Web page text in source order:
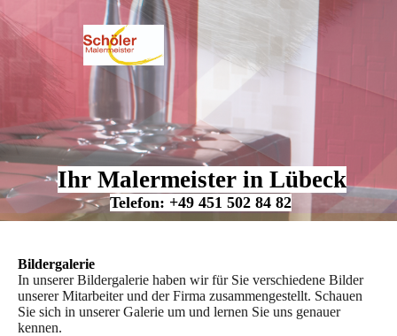
Ihr Malermeister in Lübeck
Telefon: +49 451 502 84 82
Bildergalerie
In unserer Bildergalerie haben wir für Sie verschiedene Bilder
unserer Mitarbeiter und der Firma zusammengestellt. Schauen
Sie sich in unserer Galerie um und lernen Sie uns genauer
kennen.